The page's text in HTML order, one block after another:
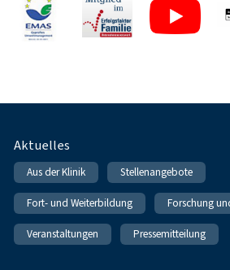
Fußnavigation
Aktuelles
Aus der Klinik Stellenangebote
Fort- und Weiterbildung Forschung
Veranstaltungen Pressemitteilung